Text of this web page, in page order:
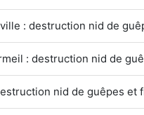
: destruction nid de
: destruction nid de
nid de guêpes et